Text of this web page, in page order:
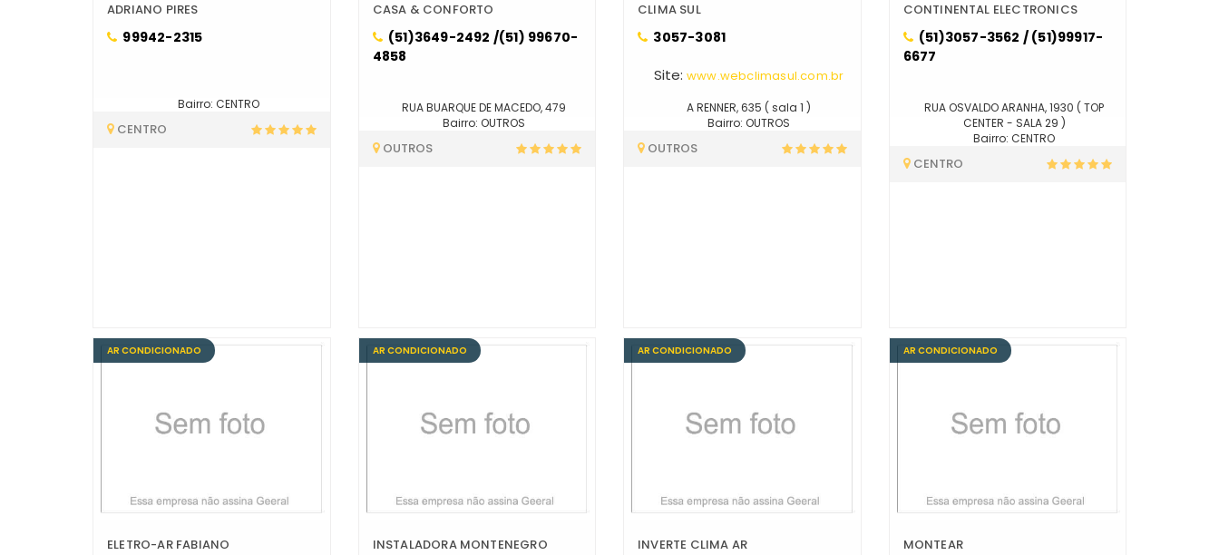
ADRIANO PIRES
99942-2315
Bairro: CENTRO
CENTRO
CASA & CONFORTO
(51)3649-2492 /(51) 99670-
4858
RUA BUARQUE DE MACEDO, 479
Bairro: OUTROS
OUTROS
CLIMA SUL
3057-3081
Site:www.webclimasul.com.br
A RENNER, 635 ( sala 1 )
Bairro: OUTROS
OUTROS
CONTINENTAL ELECTRONICS
(51)3057-3562 / (51)99917-
6677
RUA OSVALDO ARANHA, 1930 ( TOP
CENTER - SALA 29 )
Bairro: CENTRO
CENTRO
AR CONDICIONADO
ELETRO-AR FABIANO
AR CONDICIONADO
INSTALADORA MONTENEGRO
AR CONDICIONADO
INVERTE CLIMA AR
AR CONDICIONADO
MONTEAR